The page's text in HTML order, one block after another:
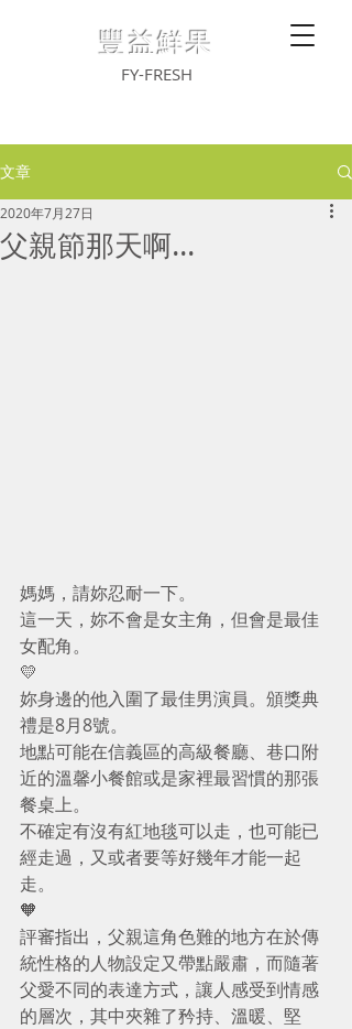
豐益鮮果
FY-FRESH
文章
父親節那天啊...
2020年7月27日
媽媽，請妳忍耐一下。
這一天，妳不會是女主角，但會是最佳
女配角。
💛
妳身邊的他入圍了最佳男演員。頒獎典
禮是8月8號。
地點可能在信義區的高級餐廳、巷口附
近的溫馨小餐館或是家裡最習慣的那張
餐桌上。
不確定有沒有紅地毯可以走，也可能已
經走過，又或者要等好幾年才能一起
走。
🧡
評審指出，父親這角色難的地方在於傳
統性格的人物設定又帶點嚴肅，而隨著
父愛不同的表達方式，讓人感受到情感
的層次，其中夾雜了矜持、溫暖、堅